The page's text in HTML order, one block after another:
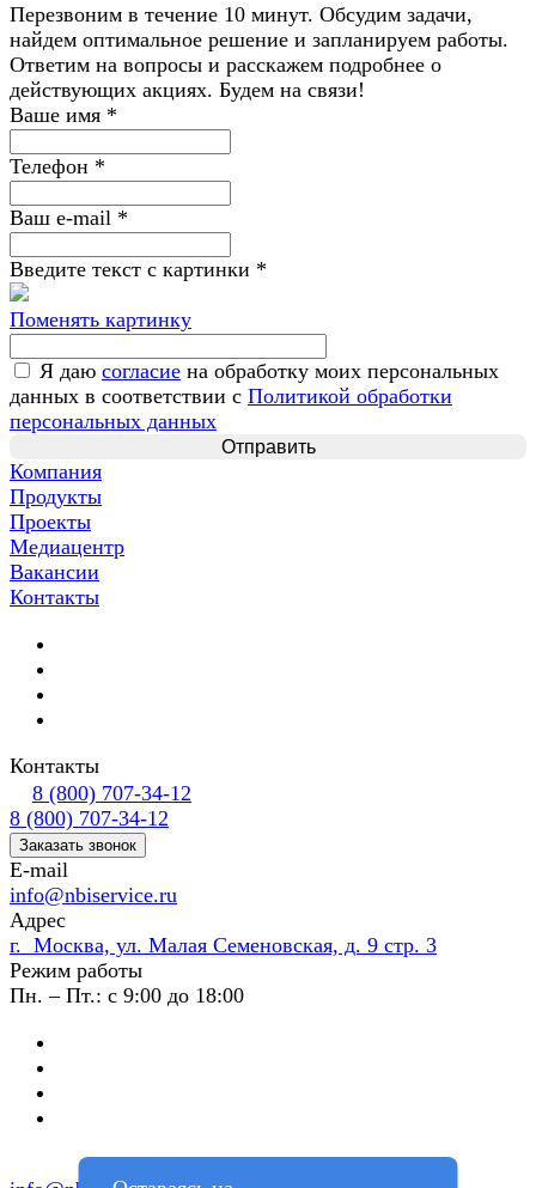
Перезвоним в течение 10 минут. Обсудим задачи,
найдем оптимальное решение и запланируем работы.
Ответим на вопросы и расскажем подробнее о
действующих акциях. Будем на связи!
Ваше имя *
Телефон *
Ваш e-mail *
Введите текст с картинки *
Поменять картинку
Я даю согласие на обработку моих персональных
данных в соответствии с Политикой обработки
персональных данных
Компания
Продукты
Проекты
Медиацентр
Вакансии
Контакты
Контакты
8 (800) 707-34-12
8 (800) 707-34-12
Заказать звонок
E-mail
info@nbiservice.ru
Адрес
г. Москва, ул. Малая Семеновская, д. 9 стр. 3
Режим работы
Пн. – Пт.: с 9:00 до 18:00